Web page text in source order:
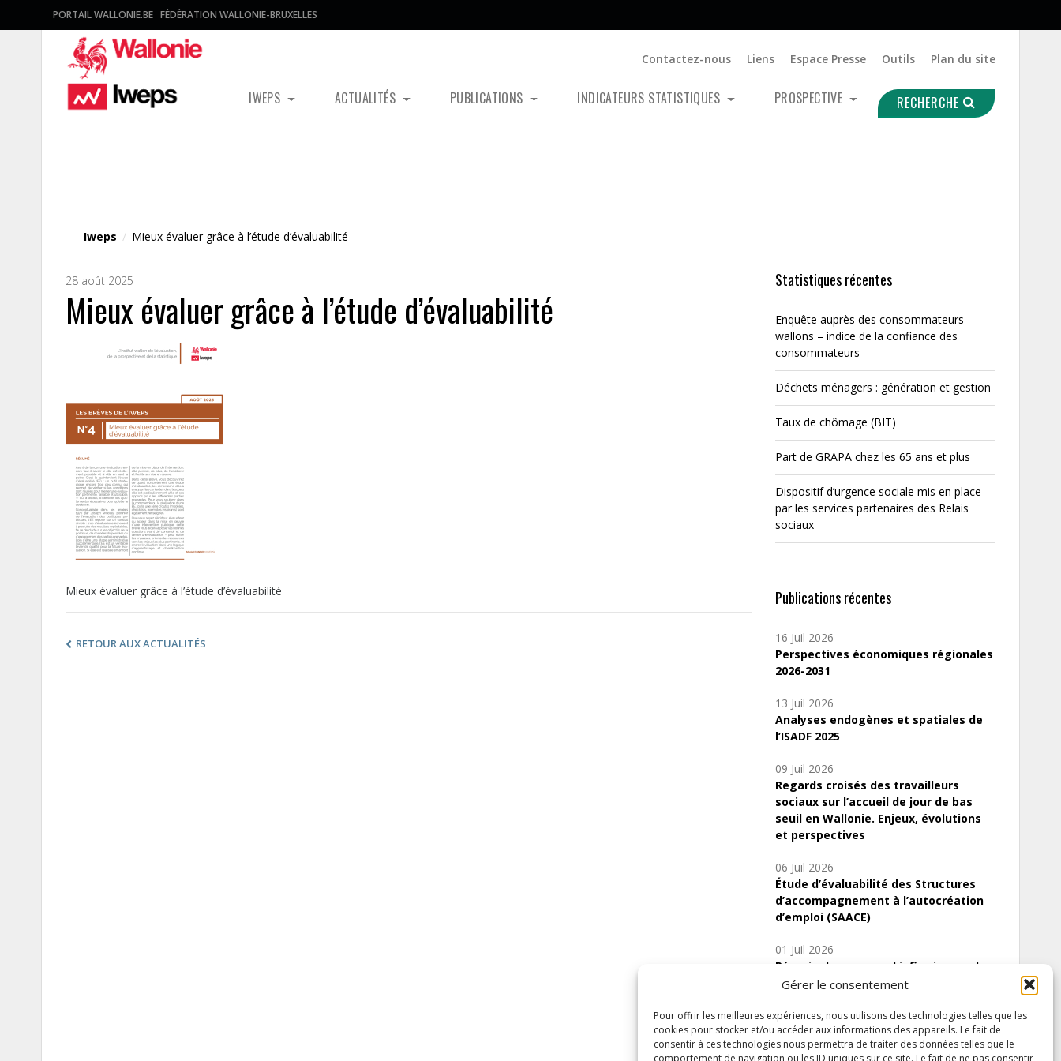
Gérer le consentement
Pour offrir les meilleures expériences, nous utilisons des technologies telles que les
cookies pour stocker et/ou accéder aux informations des appareils. Le fait de
consentir à ces technologies nous permettra de traiter des données telles que le
comportement de navigation ou les ID uniques sur ce site. Le fait de ne pas consentir
PORTAIL WALLONIE.BE FÉDÉRATION WALLONIE-BRUXELLES
Contactez-nous Liens Espace Presse Outils Plan du site
IWEPS ACTUALITÉS PUBLICATIONS INDICATEURS STATISTIQUES PROSPECTIVE RECHERCHE
Iweps / Mieux évaluer grâce à l’étude d’évaluabilité
28 août 2025
Mieux évaluer grâce à l’étude d’évaluabilité
Mieux évaluer grâce à l’étude d’évaluabilité
RETOUR AUX ACTUALITÉS
Statistiques récentes
Enquête auprès des consommateurs
wallons – indice de la confiance des
consommateurs
Déchets ménagers : génération et gestion
Taux de chômage (BIT)
Part de GRAPA chez les 65 ans et plus
Dispositif d’urgence sociale mis en place
par les services partenaires des Relais
sociaux
Publications récentes
16 Juil 2026
Perspectives économiques régionales
2026-2031
13 Juil 2026
Analyses endogènes et spatiales de
l’ISADF 2025
09 Juil 2026
Regards croisés des travailleurs
sociaux sur l’accueil de jour de bas
seuil en Wallonie. Enjeux, évolutions
et perspectives
06 Juil 2026
Étude d’évaluabilité des Structures
d’accompagnement à l’autocréation
d’emploi (SAACE)
01 Juil 2026
Pénurie du personnel infirmier :quels
indicateurs d’offre de soins pour